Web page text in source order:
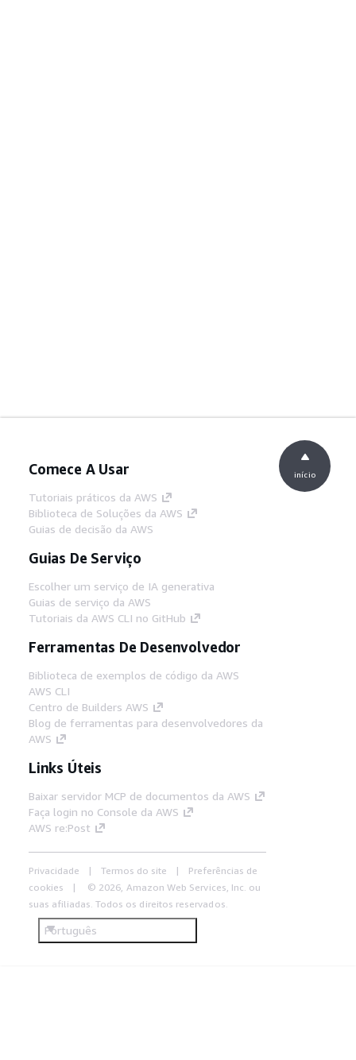
Comece A Usar
Tutoriais práticos da AWS
Biblioteca de Soluções da AWS
Guias de decisão da AWS
Guias De Serviço
Escolher um serviço de IA generativa
Guias de serviço da AWS
Tutoriais da AWS CLI no GitHub
Ferramentas De Desenvolvedor
Biblioteca de exemplos de código da AWS
AWS CLI
Centro de Builders AWS
Blog de ferramentas para desenvolvedores da
AWS
Links Úteis
Baixar servidor MCP de documentos da AWS
Faça login no Console da AWS
AWS re:Post
Privacidade Termos do site
Preferências de
cookies
© 2026, Amazon Web Services, Inc. ou
suas afiliadas. Todos os direitos reservados.
Português
início